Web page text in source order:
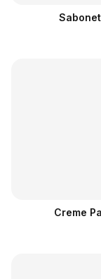
Creme